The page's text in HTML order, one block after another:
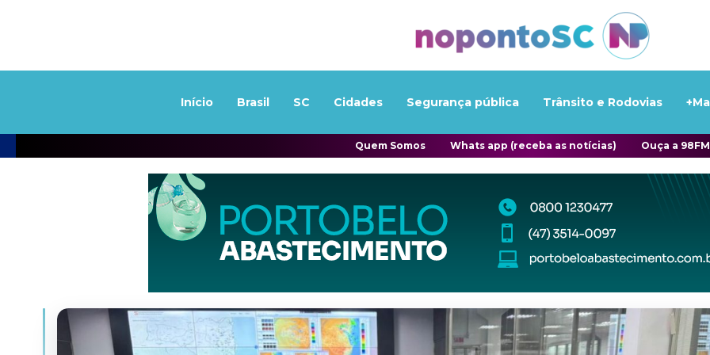
Início Brasil SC Cidades Segurança pública Trânsito e Rodovias
Quem Somos Whats app (receba as notícias) Ouça a 98FM